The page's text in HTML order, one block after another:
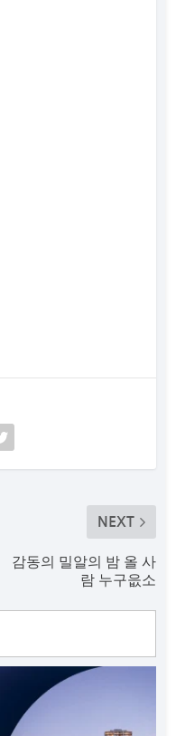
NEXT
감동의 밀알의 밤 올 사
람 누구읎소